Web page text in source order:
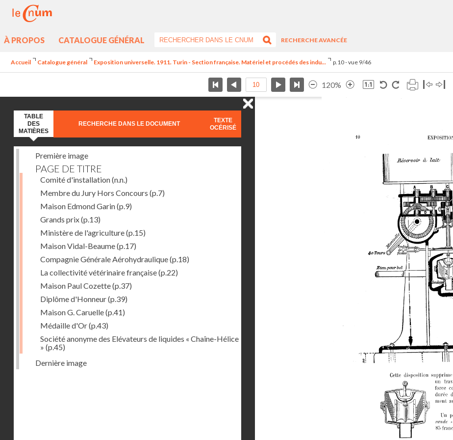
À PROPOS CATALOGUE GÉNÉRAL
RECHERCHE AVANCÉE
Accueil Catalogue général Exposition universelle. 1911. Turin - Section française. Matériel et procédés des indu... p.10 - vue 9/46
120%
TABLE
DES
MATIÈRES
RECHERCHE DANS LE DOCUMENT
TEXTE
OCÉRISÉ
Première image
PAGE DE TITRE
Comité d'installation(n.n.)
Membre du Jury Hors Concours (p.7)
Maison Edmond Garin(p.9)
Grands prix(p.13)
Ministère de l'agriculture(p.15)
Maison Vidal-Beaume(p.17)
Compagnie Générale Aérohydraulique(p.18)
La collectivité vétérinaire française(p.22)
Maison Paul Cozette(p.37)
Diplôme d'Honneur(p.39)
Maison G. Caruelle(p.41)
Médaille d'Or(p.43)
Société anonyme des Elévateurs de liquides « Chaîne-Hélice
» (p.45)
Dernière image